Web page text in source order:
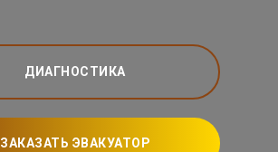
ДИАГНОСТИКА
ЗАКАЗАТЬ ЭВАКУАТОР